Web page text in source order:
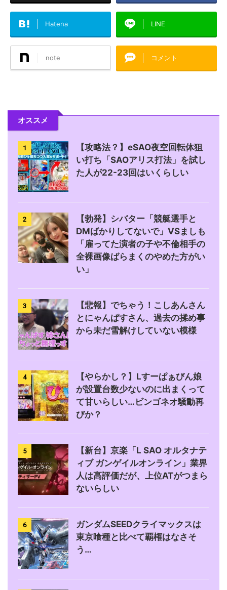
Hatena LINE
note コメント
オススメ
1
【攻略法？】eSAO夜空回転体狙
い打ち「SAOアリス打法」を試し
た人が22-23回はいくらしい
2
【勃発】シバター「競艇選手と
DMばかりしてないで」VSましも
「雇ってた演者の子や不倫相手の
全裸画像ばらまくのやめた方がい
い」
3
【悲報】でちゃう！こしあんさん
とにゃんぱすさん、過去の揉め事
から未だ雪解けしていない模様
4
【やらかし？】Lすーぱぁびん娘
が設置台数少ないのに出まくって
て甘いらしい…ビンゴネオ騒動再
びか？
5
【新台】京楽「L SAO オルタナテ
ィブ ガンゲイルオンライン」業界
人は高評価だが、上位ATがつまら
ないらしい
6
ガンダムSEEDクライマックスは
東京喰種と比べて覇権はなさそ
う…